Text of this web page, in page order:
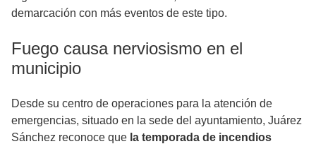
demarcación con más eventos de este tipo.
Fuego causa nerviosismo en el
municipio
Desde su centro de operaciones para la atención de
emergencias, situado en la sede del ayuntamiento, Juárez
Sánchez reconoce que la temporada de incendios